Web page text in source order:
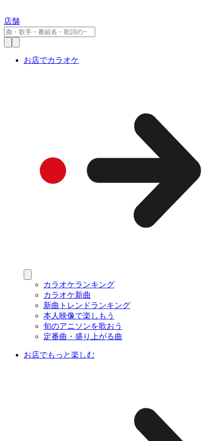
店舗
お店でカラオケ
カラオケランキング
カラオケ新曲
新曲トレンドランキング
本人映像で楽しもう
旬のアニソンを歌おう
定番曲・盛り上がる曲
お店でもっと楽しむ